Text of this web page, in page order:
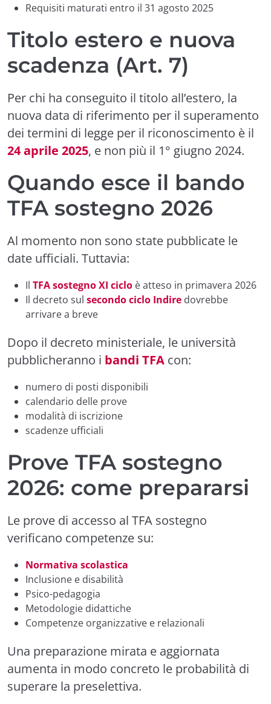
Requisiti maturati entro il 31 agosto 2025
Titolo estero e nuova
scadenza (Art. 7)
Per chi ha conseguito il titolo all’estero, la
nuova data di riferimento per il superamento
dei termini di legge per il riconoscimento è il
24 aprile 2025, e non più il 1° giugno 2024.
Quando esce il bando
TFA sostegno 2026
Al momento non sono state pubblicate le
date ufficiali. Tuttavia:
Il TFA sostegno XI ciclo è atteso in primavera 2026
Il decreto sul secondo ciclo Indire dovrebbe
arrivare a breve
Dopo il decreto ministeriale, le università
pubblicheranno i bandi TFA con:
numero di posti disponibili
calendario delle prove
modalità di iscrizione
scadenze ufficiali
Prove TFA sostegno
2026: come prepararsi
Le prove di accesso al TFA sostegno
verificano competenze su:
Normativa scolastica
Inclusione e disabilità
Psico-pedagogia
Metodologie didattiche
Competenze organizzative e relazionali
Una preparazione mirata e aggiornata
aumenta in modo concreto le probabilità di
superare la preselettiva.